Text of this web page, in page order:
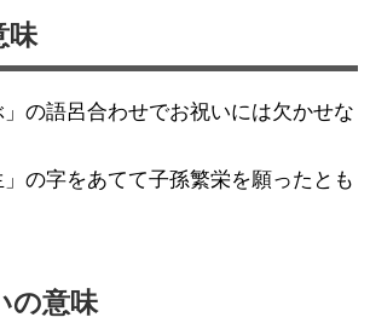
味
の語呂合わせでお祝いには欠かせな
」の字をあてて子孫繁栄を願ったとも
の意味